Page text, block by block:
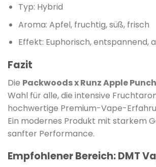
Typ: Hybrid
Aroma: Apfel, fruchtig, süß, frisch
Effekt: Euphorisch, entspannend,
Fazit
Die Packwoods x Runz Apple Punch
Wahl für alle, die intensive
hochwertige Premium-Vape-
Ein modernes Produkt mit starkem
sanfter Performance.
Empfohlener Bereich: DMT